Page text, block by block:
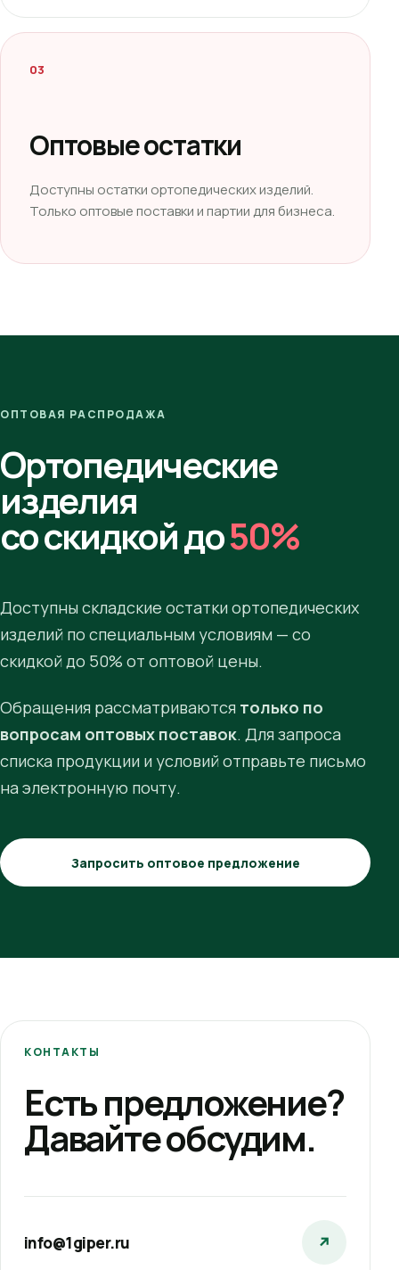
03
Оптовые остатки
Доступны остатки ортопедических изделий.
Только оптовые поставки и партии для бизнеса.
ОПТОВАЯ РАСПРОДАЖА
Ортопедические
изделия
со скидкой до50%
Доступны складские остатки ортопедических
изделий по специальным условиям — со
скидкой до 50% от оптовой цены.
Обращения рассматриваются только по
вопросам оптовых поставок. Для запроса
списка продукции и условий отправьте письмо
на электронную почту.
Запросить оптовое предложение
КОНТАКТЫ
Есть предложение?
Давайте обсудим.
info@1giper.ru ↗